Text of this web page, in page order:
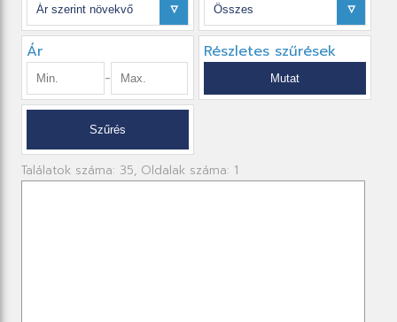
Ár
-
Részletes szűrések
Találatok száma: 35, Oldalak száma: 1